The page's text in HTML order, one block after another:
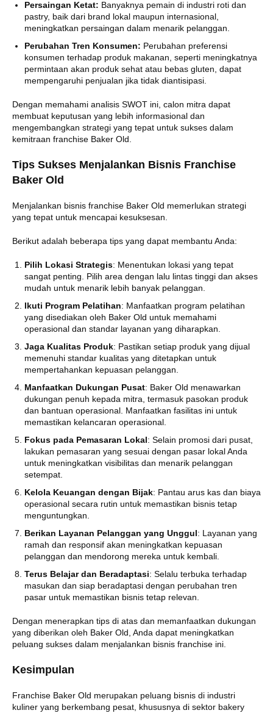
Persaingan Ketat: Banyaknya pemain di industri roti dan
pastry, baik dari brand lokal maupun internasional,
meningkatkan persaingan dalam menarik pelanggan.
Perubahan Tren Konsumen: Perubahan preferensi
konsumen terhadap produk makanan, seperti meningkatnya
permintaan akan produk sehat atau bebas gluten, dapat
mempengaruhi penjualan jika tidak diantisipasi.
Dengan memahami analisis SWOT ini, calon mitra dapat
membuat keputusan yang lebih informasional dan
mengembangkan strategi yang tepat untuk sukses dalam
kemitraan franchise Baker Old.
Tips Sukses Menjalankan Bisnis Franchise
Baker Old
Menjalankan bisnis franchise Baker Old memerlukan strategi
yang tepat untuk mencapai kesuksesan.
Berikut adalah beberapa tips yang dapat membantu Anda:
Pilih Lokasi Strategis: Menentukan lokasi yang tepat
sangat penting. Pilih area dengan lalu lintas tinggi dan akses
mudah untuk menarik lebih banyak pelanggan.
Ikuti Program Pelatihan: Manfaatkan program pelatihan
yang disediakan oleh Baker Old untuk memahami
operasional dan standar layanan yang diharapkan.
Jaga Kualitas Produk: Pastikan setiap produk yang dijual
memenuhi standar kualitas yang ditetapkan untuk
mempertahankan kepuasan pelanggan.
Manfaatkan Dukungan Pusat: Baker Old menawarkan
dukungan penuh kepada mitra, termasuk pasokan produk
dan bantuan operasional. Manfaatkan fasilitas ini untuk
memastikan kelancaran operasional.
Fokus pada Pemasaran Lokal: Selain promosi dari pusat,
lakukan pemasaran yang sesuai dengan pasar lokal Anda
untuk meningkatkan visibilitas dan menarik pelanggan
setempat.
Kelola Keuangan dengan Bijak: Pantau arus kas dan biaya
operasional secara rutin untuk memastikan bisnis tetap
menguntungkan.
Berikan Layanan Pelanggan yang Unggul: Layanan yang
ramah dan responsif akan meningkatkan kepuasan
pelanggan dan mendorong mereka untuk kembali.
Terus Belajar dan Beradaptasi: Selalu terbuka terhadap
masukan dan siap beradaptasi dengan perubahan tren
pasar untuk memastikan bisnis tetap relevan.
Dengan menerapkan tips di atas dan memanfaatkan dukungan
yang diberikan oleh Baker Old, Anda dapat meningkatkan
peluang sukses dalam menjalankan bisnis franchise ini.
Kesimpulan
Franchise Baker Old merupakan peluang bisnis di industri
kuliner yang berkembang pesat, khususnya di sektor bakery